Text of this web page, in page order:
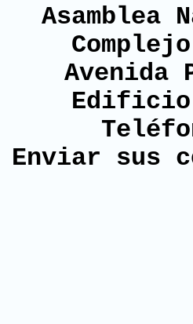
Asamblea
Avenida
Edificio
Enviar sus